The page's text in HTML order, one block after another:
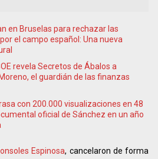
en Bruselas para rechazar las
el campo español: Una nueva
revela Secretos de Ábalos a
el guardián de las finanzas
con 200.000 visualizaciones en 48
oficial de Sánchez en un año
Espinosa, cancelaron de forma